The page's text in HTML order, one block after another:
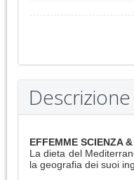
EFFEMME SCIENZA
La dieta del
la geografia dei suoi